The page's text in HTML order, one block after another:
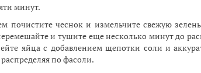
минут.
почистите чеснок и измельчите свежую
и тушите еще несколько минут до
яйца с добавлением щепотки соли и
по фасоли.